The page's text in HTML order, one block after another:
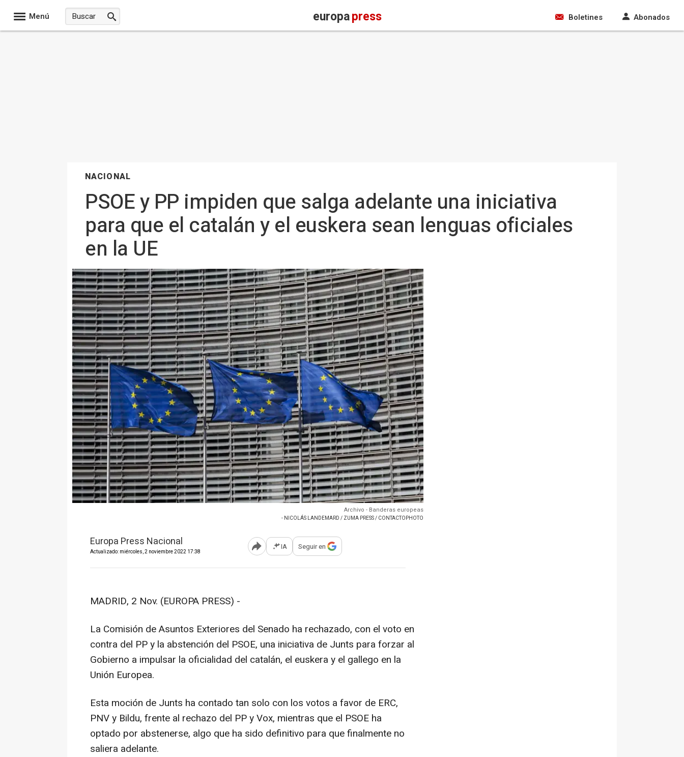
Menú europapress Boletines Abonados
NACIONAL
PSOE y PP impiden que salga adelante una iniciativa
para que el catalán y el euskera sean lenguas oficiales
en la UE
Archivo - Banderas europeas
- NICOLÁS LANDEMARD / ZUMA PRESS / CONTACTOPHOTO
Europa Press Nacional
Actualizado: miércoles, 2 noviembre 2022 17:38 Abrir opciones para compartir
IA Seguir en
MADRID, 2 Nov. (EUROPA PRESS) -
La Comisión de Asuntos Exteriores del Senado ha rechazado, con el voto en
contra del PP y la abstención del PSOE, una iniciativa de Junts para forzar al
Gobierno a impulsar la oficialidad del catalán, el euskera y el gallego en la
Unión Europea.
Esta moción de Junts ha contado tan solo con los votos a favor de ERC,
PNV y Bildu, frente al rechazo del PP y Vox, mientras que el PSOE ha
optado por abstenerse, algo que ha sido definitivo para que finalmente no
saliera adelante.